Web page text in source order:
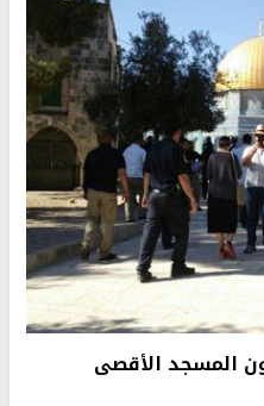
المسجد الأقصى